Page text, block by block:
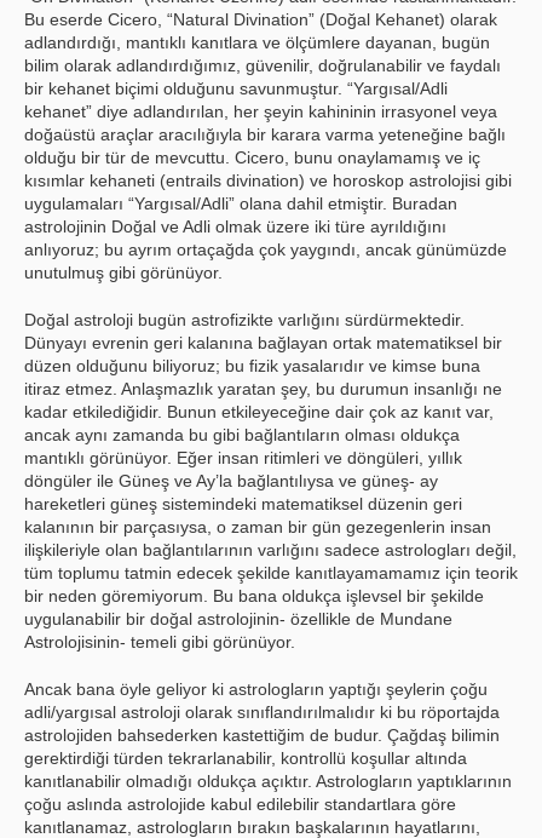
Bu eserde Cicero, “Natural Divination” (Doğal Kehanet) olarak
adlandırdığı, mantıklı kanıtlara ve ölçümlere dayanan, bugün
bilim olarak adlandırdığımız, güvenilir, doğrulanabilir ve faydalı
bir kehanet biçimi olduğunu savunmuştur. “Yargısal/Adli
kehanet” diye adlandırılan, her şeyin kahininin irrasyonel veya
doğaüstü araçlar aracılığıyla bir karara varma yeteneğine bağlı
olduğu bir tür de mevcuttu. Cicero, bunu onaylamamış ve iç
kısımlar kehaneti (entrails divination) ve horoskop astrolojisi gibi
uygulamaları “Yargısal/Adli” olana dahil etmiştir. Buradan
astrolojinin Doğal ve Adli olmak üzere iki türe ayrıldığını
anlıyoruz; bu ayrım ortaçağda çok yaygındı, ancak günümüzde
unutulmuş gibi görünüyor.
Doğal astroloji bugün astrofizikte varlığını sürdürmektedir.
Dünyayı evrenin geri kalanına bağlayan ortak matematiksel bir
düzen olduğunu biliyoruz; bu fizik yasalarıdır ve kimse buna
itiraz etmez. Anlaşmazlık yaratan şey, bu durumun insanlığı ne
kadar etkilediğidir. Bunun etkileyeceğine dair çok az kanıt var,
ancak aynı zamanda bu gibi bağlantıların olması oldukça
mantıklı görünüyor. Eğer insan ritimleri ve döngüleri, yıllık
döngüler ile Güneş ve Ay’la bağlantılıysa ve güneş- ay
hareketleri güneş sistemindeki matematiksel düzenin geri
kalanının bir parçasıysa, o zaman bir gün gezegenlerin insan
ilişkileriyle olan bağlantılarının varlığını sadece astrologları değil,
tüm toplumu tatmin edecek şekilde kanıtlayamamamız için teorik
bir neden göremiyorum. Bu bana oldukça işlevsel bir şekilde
uygulanabilir bir doğal astrolojinin- özellikle de Mundane
Astrolojisinin- temeli gibi görünüyor.
Ancak bana öyle geliyor ki astrologların yaptığı şeylerin çoğu
adli/yargısal astroloji olarak sınıflandırılmalıdır ki bu röportajda
astrolojiden bahsederken kastettiğim de budur. Çağdaş bilimin
gerektirdiği türden tekrarlanabilir, kontrollü koşullar altında
kanıtlanabilir olmadığı oldukça açıktır. Astrologların yaptıklarının
çoğu aslında astrolojide kabul edilebilir standartlara göre
kanıtlanamaz, astrologların bırakın başkalarının hayatlarını,